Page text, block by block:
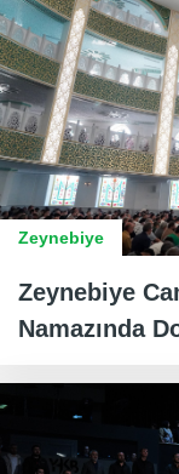
Zeynebiye
Zeynebiye
Namazında